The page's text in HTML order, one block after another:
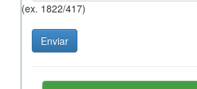
(ex. 1822/417)